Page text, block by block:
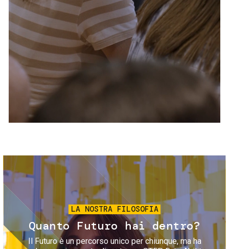
Servizi e accessibilità
Contatti
FAQ
Biglietti
Immagine
LA NOSTRA FILOSOFIA
Quanto Futuro hai dentro?
Il Futuro è un percorso unico per chiunque, ma ha